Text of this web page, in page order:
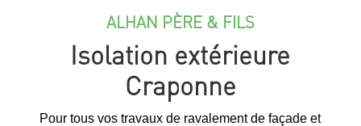
ALHAN PÈRE & FILS
Isolation extérieure
Craponne
Pour tous vos travaux de ravalement de façade et